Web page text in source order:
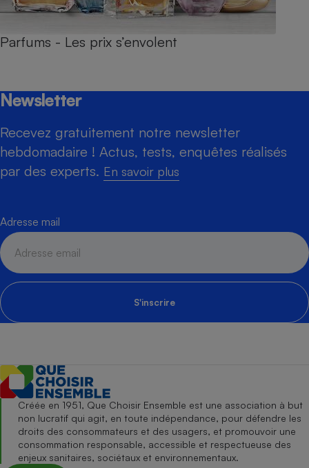
Parfums - Les prix s’envolent
Newsletter
Recevez gratuitement notre newsletter
hebdomadaire ! Actus, tests, enquêtes réalisés
par des experts. En savoir plus
Adresse mail
S'inscrire
Créée en 1951, Que Choisir Ensemble est une association à but
non lucratif qui agit, en toute indépendance, pour défendre les
droits des consommateurs et des usagers, et promouvoir une
consommation responsable, accessible et respectueuse des
enjeux sanitaires, sociétaux et environnementaux.